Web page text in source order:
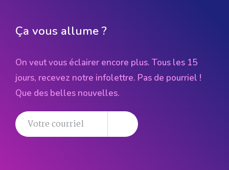
Ça vous allume ?
On veut vous éclairer encore plus. Tous les 15
jours, recevez notre infolettre. Pas de pourriel !
Que des belles nouvelles.